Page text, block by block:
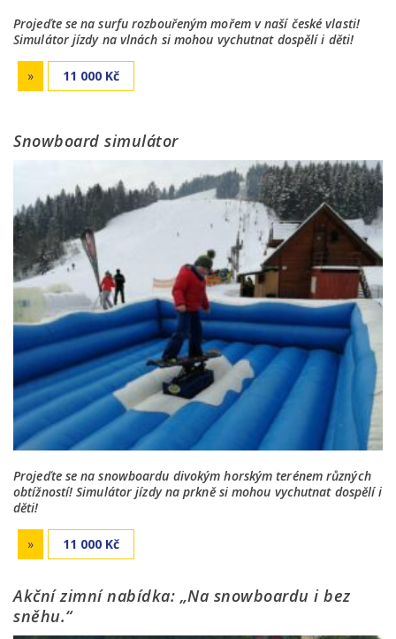
Projeďte se na surfu rozbouřeným mořem v naší české vlasti!
Simulátor jízdy na vlnách si mohou vychutnat dospělí i děti!
» 11 000 Kč
Snowboard simulátor
Projeďte se na snowboardu divokým horským terénem různých
obtížností! Simulátor jízdy na prkně si mohou vychutnat dospělí i
děti!
» 11 000 Kč
Akční zimní nabídka: „Na snowboardu i bez
sněhu.“